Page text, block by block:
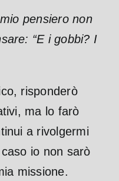
pensiero non
“E igobbi? I
risponderò
ma lo farò
a rivolgermi
io non sarò
missione.